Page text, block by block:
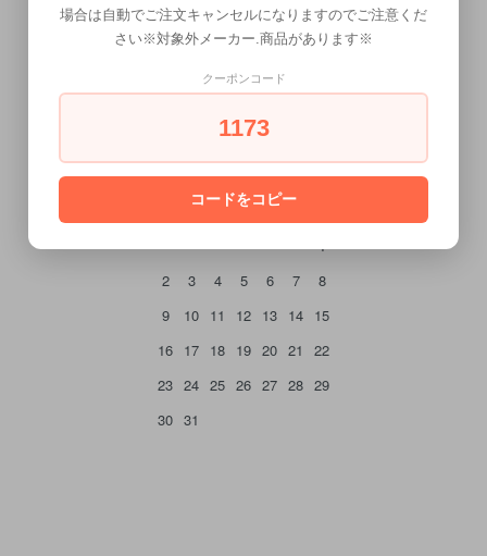
2026年8月
月 水 木
1
2
3 4 5 6 7
8
9
10 11 12 13 14 15
16 17 18 19 20 21
22
23 24 25 26 27 28 29
30 31
場合は自動でご注文キャンセルになりますのでご注意くだ
さい※対象外メーカー.商品があります※
クーポンコード
1173
コードをコピー